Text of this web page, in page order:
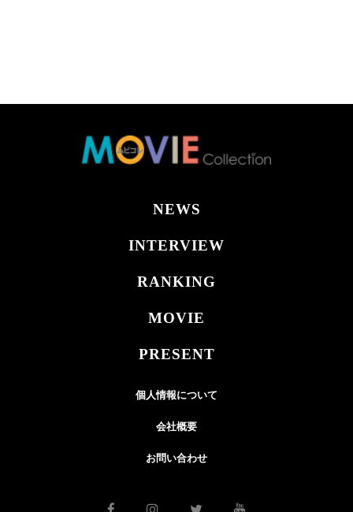
NEWS
INTERVIEW
RANKING
MOVIE
PRESENT
個人情報について
会社概要
お問い合わせ